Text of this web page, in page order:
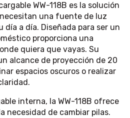
WW-118B es la solución
una fuente de luz
a día. Diseñada para ser un
proporciona una
quiera que vayas. Su
alcance de proyección de 20
espacios oscuros o realizar
interna, la WW-118B ofrece
necesidad de cambiar pilas.